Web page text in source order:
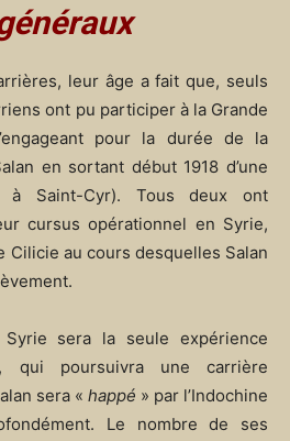
leur âge a fait que, seuls
ont pu participer à la Grande
pour la durée de la
en sortant début 1918 d’une
à Saint-Cyr). Tous deux ont
cursus opérationnel en Syrie,
Cilicie au cours desquelles Salan
sera la seule expérience
qui poursuivra une carrière
sera « happé » par l’Indochine
Le nombre de ses